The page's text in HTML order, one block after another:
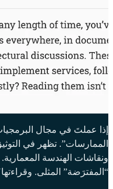
إذا عملتَ في مجال
الممارسات”. تظهر في
ونقاشات الهندسة
“المفترَضة” المثلى.